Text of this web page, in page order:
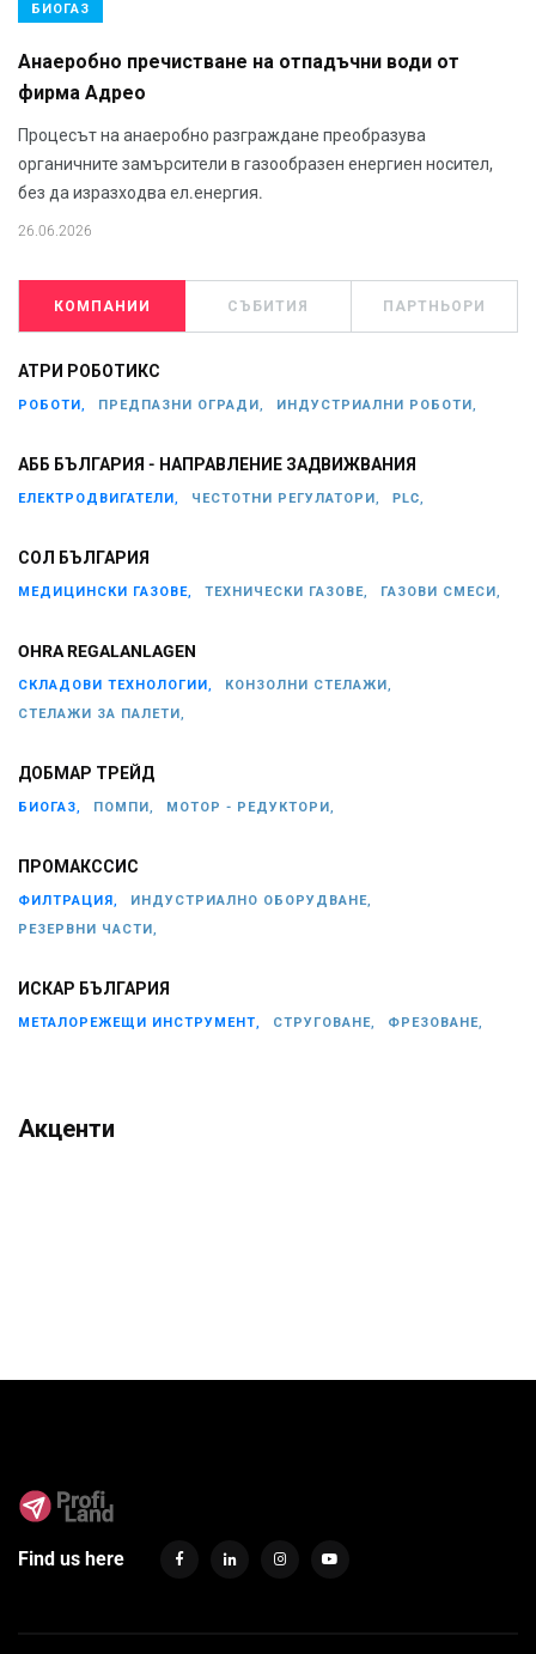
БИОГАЗ
Анаеробно пречистване на отпадъчни води от
фирма Адрео
Процесът на анаеробно разграждане преобразува
органичните замърсители в газообразен енергиен носител,
без да изразходва ел.енергия.
26.06.2026
КОМПАНИИ СЪБИТИЯ ПАРТНЬОРИ
АТРИ РОБОТИКС
РОБОТИ, ПРЕДПАЗНИ ОГРАДИ, ИНДУСТРИАЛНИ РОБОТИ,
АББ БЪЛГАРИЯ - НАПРАВЛЕНИЕ ЗАДВИЖВАНИЯ
ЕЛЕКТРОДВИГАТЕЛИ, ЧЕСТОТНИ РЕГУЛАТОРИ, PLC,
СОЛ БЪЛГАРИЯ
МЕДИЦИНСКИ ГАЗОВЕ, ТЕХНИЧЕСКИ ГАЗОВЕ, ГАЗОВИ СМЕСИ,
OHRA REGALANLAGEN
СКЛАДОВИ ТЕХНОЛОГИИ,
КОНЗОЛНИ СТЕЛАЖИ,
СТЕЛАЖИ ЗА ПАЛЕТИ,
ДОБМАР ТРЕЙД
БИОГАЗ, ПОМПИ, МОТОР - РЕДУКТОРИ,
ПРОМАКССИС
ФИЛТРАЦИЯ,
ИНДУСТРИАЛНО ОБОРУДВАНЕ,
РЕЗЕРВНИ ЧАСТИ,
ИСКАР БЪЛГАРИЯ
МЕТАЛОРЕЖЕЩИ ИНСТРУМЕНТ, СТРУГОВАНЕ, ФРЕЗОВАНЕ,
Акценти
Find us here